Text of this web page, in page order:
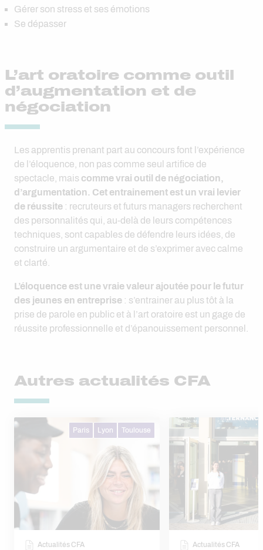
Gérer son stress et ses émotions
Se dépasser
L’art oratoire comme outil
d’augmentation et de
négociation
Les apprentis prenant part au concours font l’expérience
de l’éloquence, non pas comme seul artifice de
spectacle, mais comme vrai outil de négociation,
d’argumentation. Cet entrainement est un vrai levier
de réussite : recruteurs et futurs managers recherchent
des personnalités qui, au-delà de leurs compétences
techniques, sont capables de défendre leurs idées, de
construire un argumentaire et de s’exprimer avec calme
et clarté.
L’éloquence est une vraie valeur ajoutée pour le futur
des jeunes en entreprise : s’entrainer au plus tôt à la
prise de parole en public et à l’art oratoire est un gage de
réussite professionnelle et d’épanouissement personnel.
Autres actualités CFA
Paris Lyon Toulouse
Actualités CFA
Actualités CFA